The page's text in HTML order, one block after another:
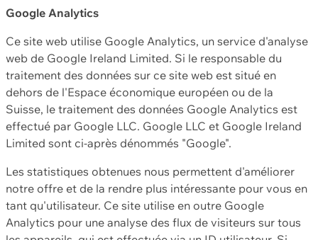
Google Analytics
Ce site web utilise Google Analytics, un service d'analyse
web de Google Ireland Limited. Si le responsable du
traitement des données sur ce site web est situé en
dehors de l'Espace économique européen ou de la
Suisse, le traitement des données Google Analytics est
effectué par Google LLC. Google LLC et Google Ireland
Limited sont ci-après dénommés "Google".
Les statistiques obtenues nous permettent d'améliorer
notre offre et de la rendre plus intéressante pour vous en
tant qu'utilisateur. Ce site utilise en outre Google
Analytics pour une analyse des flux de visiteurs sur tous